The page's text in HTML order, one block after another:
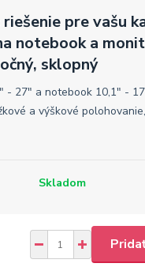
pre vašu
notebook a
sklopný
- 27" a notebook 10,1" -
a výškové
Skladom